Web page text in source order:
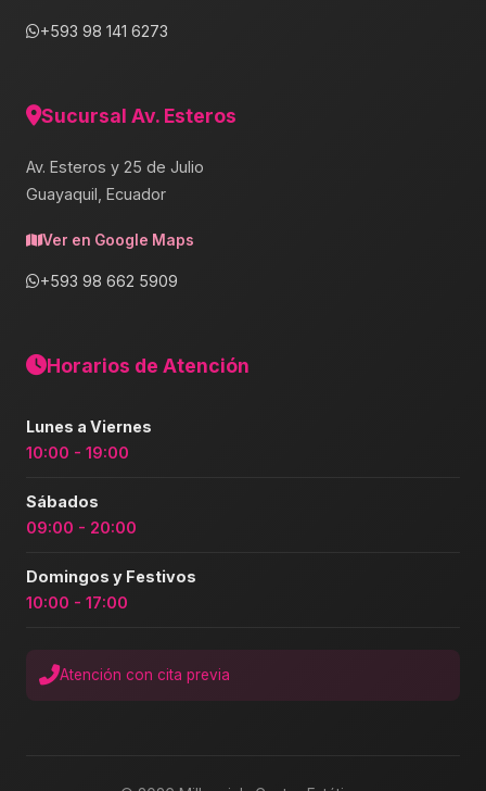
+593 98 141 6273
Sucursal Av. Esteros
Av. Esteros y 25 de Julio
Guayaquil, Ecuador
Ver en Google Maps
+593 98 662 5909
Horarios de Atención
Lunes a Viernes
10:00 - 19:00
Sábados
09:00 - 20:00
Domingos y Festivos
10:00 - 17:00
Atención con cita previa